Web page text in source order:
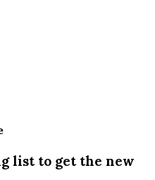
list to get the new